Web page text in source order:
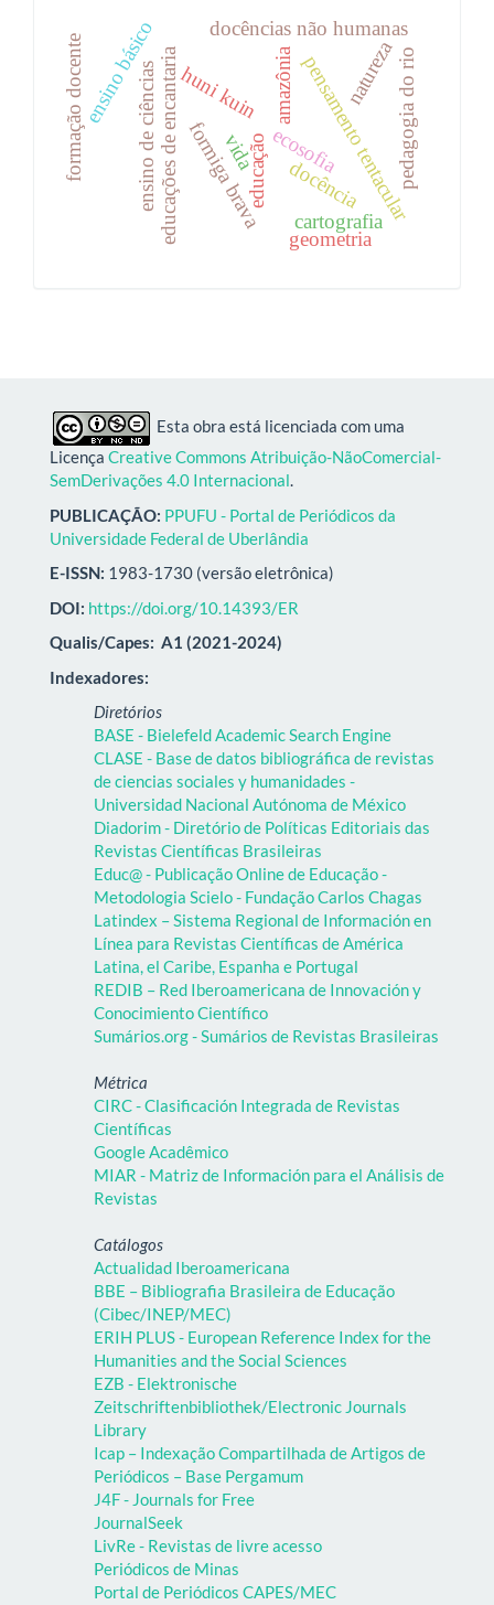
formiga brava
amazônia
educações de encantaria
docências não humanas
educação pensamento tentacular
docência
vida
ensino de ciências pedagogia do rio
ecosofia
cartografia
huni kuin natureza
ensino básico
formação docente
geometria
Esta obra está licenciada com uma
Licença Creative Commons Atribuição-NãoComercial-
SemDerivações 4.0 Internacional.
PUBLICAÇÃO: PPUFU - Portal de Periódicos da
Universidade Federal de Uberlândia
E-ISSN: 1983-1730 (versão eletrônica)
DOI: https://doi.org/10.14393/ER
Qualis/Capes: A1 (2021-2024)
Indexadores:
Diretórios
BASE - Bielefeld Academic Search Engine
CLASE - Base de datos bibliográfica de revistas
de ciencias sociales y humanidades -
Universidad Nacional Autónoma de México
Diadorim - Diretório de Políticas Editoriais das
Revistas Científicas Brasileiras
Educ@ - Publicação Online de Educação -
Metodologia Scielo - Fundação Carlos Chagas
Latindex – Sistema Regional de Información en
Línea para Revistas Científicas de América
Latina, el Caribe, Espanha e Portugal
REDIB – Red Iberoamericana de Innovación y
Conocimiento Científico
Sumários.org - Sumários de Revistas Brasileiras
Métrica
CIRC - Clasificación Integrada de Revistas
Científicas
Google Acadêmico
MIAR - Matriz de Información para el Análisis de
Revistas
Catálogos
Actualidad Iberoamericana
BBE – Bibliografia Brasileira de Educação
(Cibec/INEP/MEC)
ERIH PLUS - European Reference Index for the
Humanities and the Social Sciences
EZB - Elektronische
Zeitschriftenbibliothek/Electronic Journals
Library
Icap – Indexação Compartilhada de Artigos de
Periódicos – Base Pergamum
J4F - Journals for Free
JournalSeek
LivRe - Revistas de livre acesso
Periódicos de Minas
Portal de Periódicos CAPES/MEC